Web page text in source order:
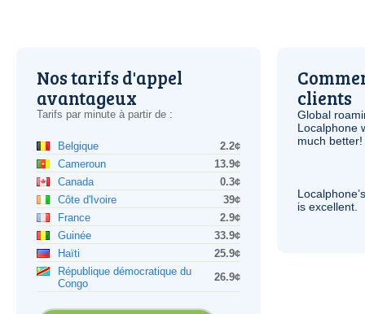
Nos tarifs d'appel
avantageux
Tarifs par minute à partir de :
Belgique
2.2¢
Cameroun
13.9¢
Canada
0.3¢
Côte d'Ivoire
39¢
France
2.9¢
Guinée
33.9¢
Haïti
25.9¢
République démocratique du
Congo
26.9¢
clients
Global
Localphone
much better!
is excellent.